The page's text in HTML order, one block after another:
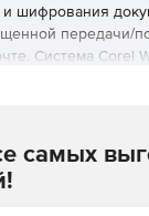
шифрования
передачи/
Система Corel
самых